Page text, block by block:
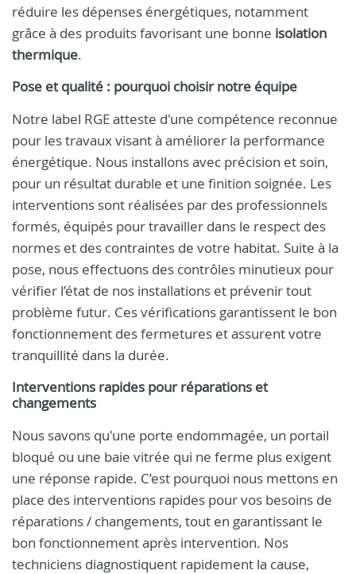
réduire les dépenses énergétiques, notamment
grâce à des produits favorisant une bonne isolation
thermique.
Pose et qualité : pourquoi choisir notre équipe
Notre label RGE atteste d'une compétence reconnue
pour les travaux visant à améliorer la performance
énergétique. Nous installons avec précision et soin,
pour un résultat durable et une finition soignée. Les
interventions sont réalisées par des professionnels
formés, équipés pour travailler dans le respect des
normes et des contraintes de votre habitat. Suite à la
pose, nous effectuons des contrôles minutieux pour
vérifier l’état de nos installations et prévenir tout
problème futur. Ces vérifications garantissent le bon
fonctionnement des fermetures et assurent votre
tranquillité dans la durée.
Interventions rapides pour réparations et
changements
Nous savons qu'une porte endommagée, un portail
bloqué ou une baie vitrée qui ne ferme plus exigent
une réponse rapide. C’est pourquoi nous mettons en
place des interventions rapides pour vos besoins de
réparations / changements, tout en garantissant le
bon fonctionnement après intervention. Nos
techniciens diagnostiquent rapidement la cause,